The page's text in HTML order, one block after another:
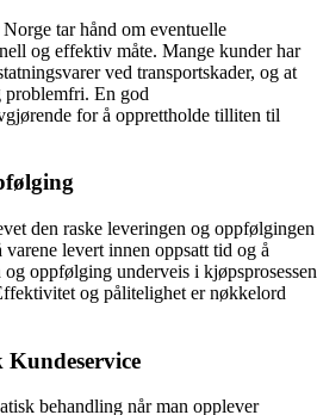
tar hånd om eventuelle
og effektiv måte. Mange kunder har
ved transportskader, og at
problemfri. En god
for å opprettholde tilliten til
den raske leveringen og oppfølgingen
levert innen oppsatt tid og å
oppfølging underveis i kjøpsprosessen
og pålitelighet er nøkkelord
Kundeservice
behandling når man opplever